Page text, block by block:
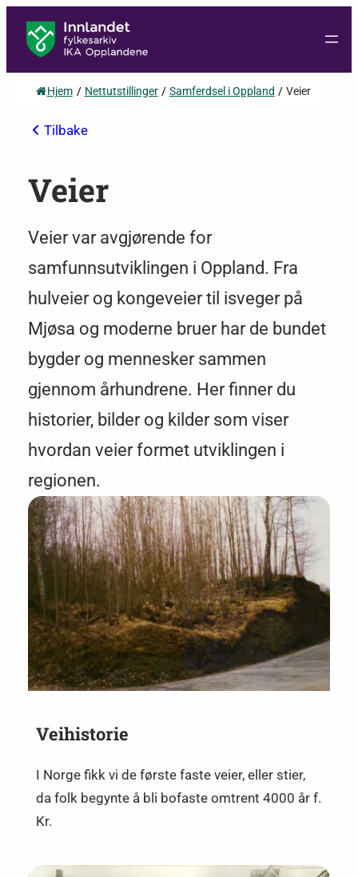
Hjem / Nettutstillinger / Samferdsel i Oppland / Veier
Tilbake
Veier
Veier var avgjørende for
samfunnsutviklingen i Oppland. Fra
hulveier og kongeveier til isveger på
Mjøsa og moderne bruer har de bundet
bygder og mennesker sammen
gjennom århundrene. Her finner du
historier, bilder og kilder som viser
hvordan veier formet utviklingen i
regionen.
Veihistorie
I Norge fikk vi de første faste veier, eller stier,
da folk begynte å bli bofaste omtrent 4000 år f.
Kr.